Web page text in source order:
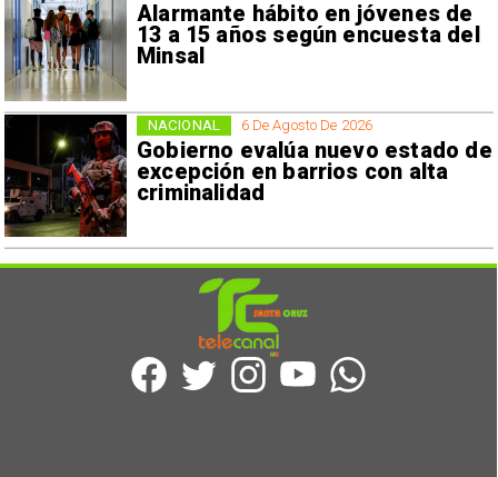
Alarmante hábito en jóvenes de
13 a 15 años según encuesta del
Minsal
6 De Agosto De 2026
Gobierno evalúa nuevo estado de
excepción en barrios con alta
criminalidad
NACIONAL